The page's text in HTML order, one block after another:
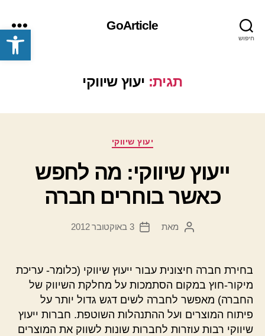
פתח סרגל נגישות חיפוש
GoArticle
תפריט
תגית: יעוץ שיווקי
קטגוריות
יעוץ שיווקי
ייעוץ שיווקי: מה לחפש
כאשר בוחרים חברה
המחבר
מאת
תאריך
3 באוקטובר 2012
בחירת חברה חיצונית עבור ייעוץ שיווקי (כלומר- עריכת
מיקור-חוץ במקום הסתמכות על מחלקת השיווק של
החברה) מאפשר לחברה לשים דגש גדול יותר על
פיתוח המוצרים ועל ההתנהלות השוטפת. חברות ייעוץ
שיווקי רבות עוזרות לחברות שונות לשווק את המוצרים